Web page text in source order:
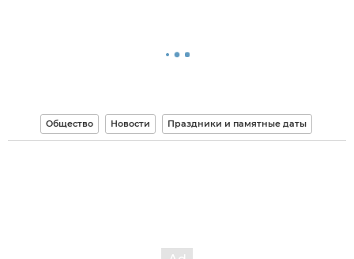
Общество Новости Праздники и памятные даты